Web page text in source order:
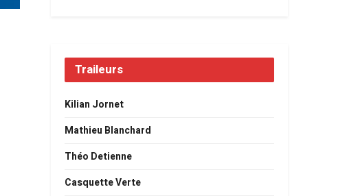
Traileurs
Kilian Jornet
Mathieu Blanchard
Théo Detienne
Casquette Verte